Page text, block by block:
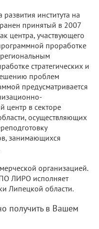
института на
принятый в 2007
центра, участвующего
проработке
стратегических и
проблем
предусматривается
центр в секторе
осуществляющих
занимающихся
организацией.
ЛИРО исполняет
Липецкой области.
получить в Вашем